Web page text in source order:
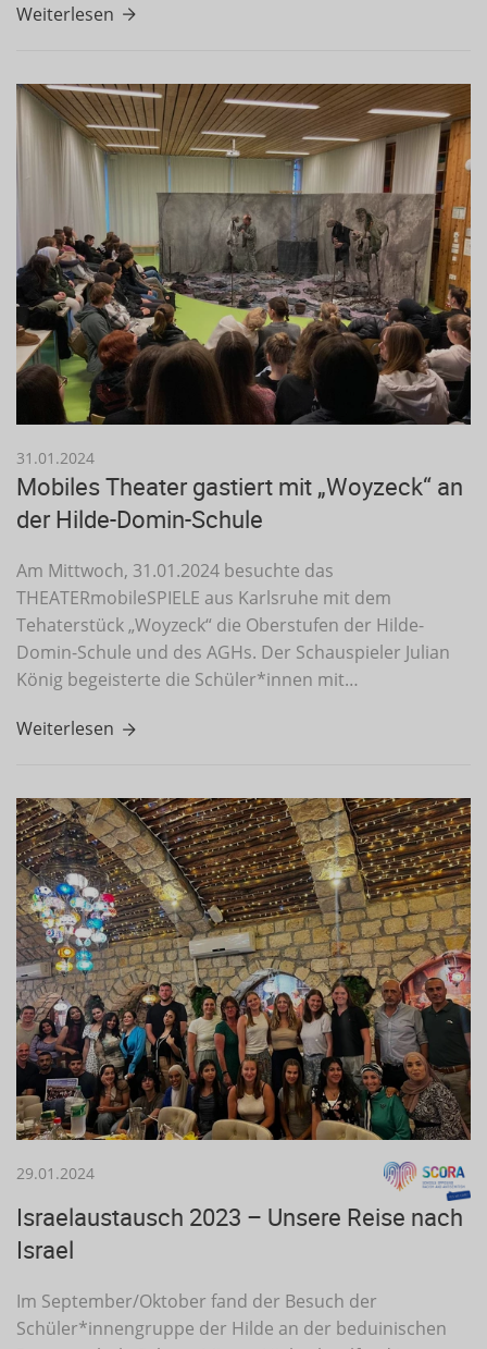
Weiterlesen
31.01.2024
Mobiles Theater gastiert mit „Woyzeck“ an
der Hilde-Domin-Schule
Am Mittwoch, 31.01.2024 besuchte das
THEATERmobileSPIELE aus Karlsruhe mit dem
Tehaterstück „Woyzeck“ die Oberstufen der Hilde-
Domin-Schule und des AGHs. Der Schauspieler Julian
König begeisterte die Schüler*innen mit…
Weiterlesen
29.01.2024
Israelaustausch 2023 – Unsere Reise nach
Israel
Im September/Oktober fand der Besuch der
Schüler*innengruppe der Hilde an der beduinischen